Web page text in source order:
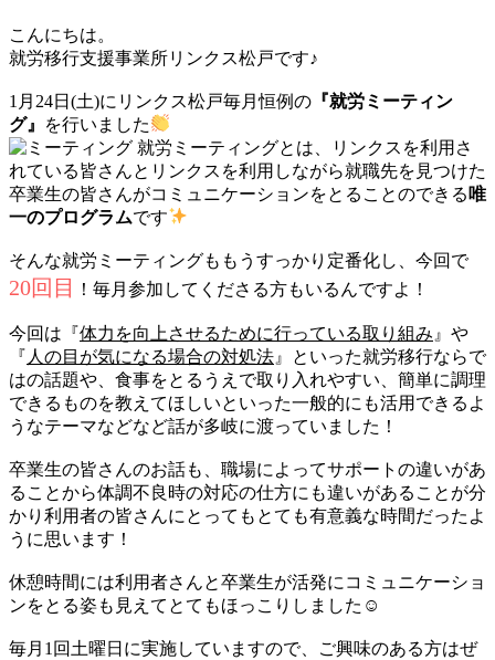
こんにちは。
就労移行支援事業所リンクス松戸です♪
1月24日(土)にリンクス松戸毎月恒例の 『就労ミーティン
グ』
を行いました
就労ミーティングとは、リンクスを利用さ
れている皆さんとリンクスを利用しながら就職先を見つけた
卒業生の皆さんがコミュニケーションをとることのできる 唯
一のプログラムです
そんな就労ミーティングももうすっかり定番化し、今回で
20回目 ！毎月参加してくださる方もいるんですよ！
今回は『体力を向上させるために行っている取り組み 』や
『 人の目が気になる場合の対処法 』といった就労移行ならで
はの話題や、食事をとるうえで取り入れやすい、簡単に調理
できるものを教えてほしいといった一般的にも活用できるよ
うなテーマなどなど話が多岐に渡っていました！
卒業生の皆さんのお話も、職場によってサポートの違いがあ
ることから体調不良時の対応の仕方にも違いがあることが分
かり利用者の皆さんにとってもとても有意義な時間だったよ
うに思います！
休憩時間には利用者さんと卒業生が活発にコミュニケーショ
ンをとる姿も見えてとてもほっこりしました☺
毎月1回土曜日に実施していますので、ご興味のある方はぜ